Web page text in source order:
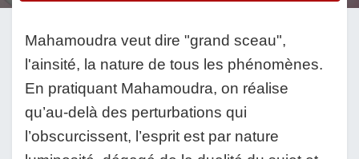
Mahamoudra veut dire "grand sceau",
l'ainsité, la nature de tous les phénomènes.
En pratiquant Mahamoudra, on réalise
qu’au-delà des perturbations qui
l’obscurcissent, l’esprit est par nature